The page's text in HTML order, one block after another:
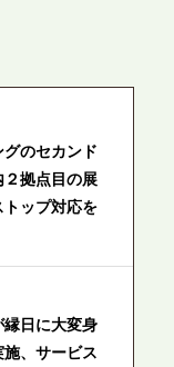
のセカンド
拠点目の展
トップ対応を
日に大変身
施、サービス